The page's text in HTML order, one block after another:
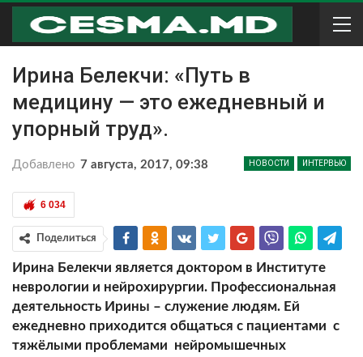
Ирина Белекчи: «Путь в
медицину — это ежедневный и
упорный труд».
НОВОСТИ ИНТЕРВЬЮ
Добавлено 7 августа, 2017, 09:38
6 034
Поделиться
Ирина Белекчи является доктором в Институте
неврологии и нейрохирургии. Профессиональная
деятельность Ирины – служение людям. Ей
ежедневно приходится общаться с пациентами с
тяжёлыми проблемами нейромышечных